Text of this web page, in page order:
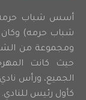
شباب حرمه) وكان
ومجموعة من
حيث كانت
الجميع، ورأس
كأول رئيس للنادي.